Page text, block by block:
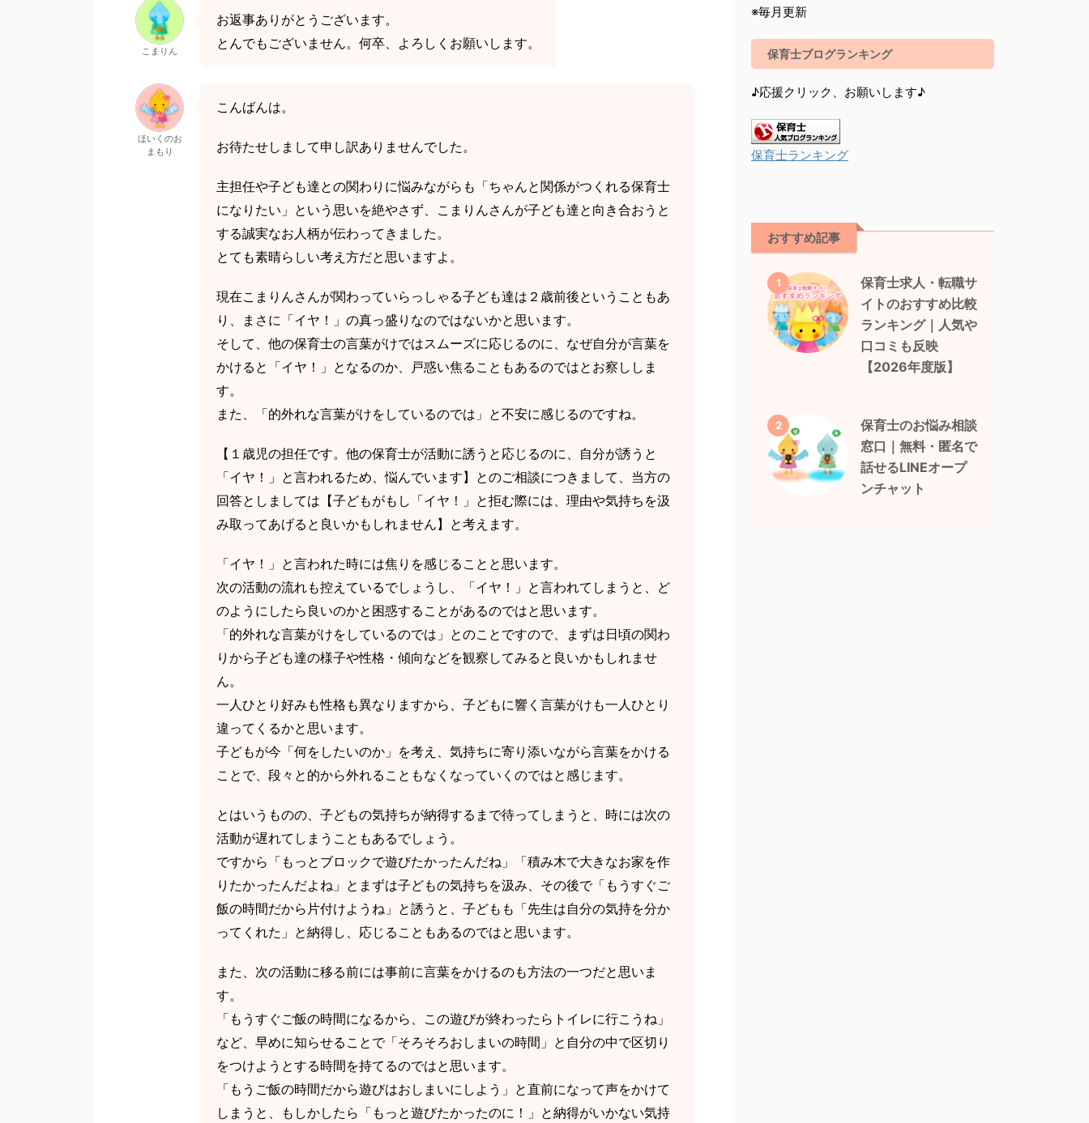
こまりん
お返事ありがとうございます。
とんでもございません。何卒、よろしくお願いします。
ほいくのお
まもり
こんばんは。
お待たせしまして申し訳ありませんでした。
主担任や子ども達との関わりに悩みながらも「ちゃんと関係がつくれる保育士
になりたい」という思いを絶やさず、こまりんさんが子ども達と向き合おうと
する誠実なお人柄が伝わってきました。
とても素晴らしい考え方だと思いますよ。
現在こまりんさんが関わっていらっしゃる子ども達は２歳前後ということもあ
り、まさに「イヤ！」の真っ盛りなのではないかと思います。
そして、他の保育士の言葉がけではスムーズに応じるのに、なぜ自分が言葉を
かけると「イヤ！」となるのか、戸惑い焦ることもあるのではとお察ししま
す。
また、「的外れな言葉がけをしているのでは」と不安に感じるのですね。
【１歳児の担任です。他の保育士が活動に誘うと応じるのに、自分が誘うと
「イヤ！」と言われるため、悩んでいます】とのご相談につきまして、当方の
回答としましては【子どもがもし「イヤ！」と拒む際には、理由や気持ちを汲
み取ってあげると良いかもしれません】と考えます。
「イヤ！」と言われた時には焦りを感じることと思います。
次の活動の流れも控えているでしょうし、「イヤ！」と言われてしまうと、ど
のようにしたら良いのかと困惑することがあるのではと思います。
「的外れな言葉がけをしているのでは」とのことですので、まずは日頃の関わ
りから子ども達の様子や性格・傾向などを観察してみると良いかもしれませ
ん。
一人ひとり好みも性格も異なりますから、子どもに響く言葉がけも一人ひとり
違ってくるかと思います。
子どもが今「何をしたいのか」を考え、気持ちに寄り添いながら言葉をかける
ことで、段々と的から外れることもなくなっていくのではと感じます。
とはいうものの、子どもの気持ちが納得するまで待ってしまうと、時には次の
活動が遅れてしまうこともあるでしょう。
ですから「もっとブロックで遊びたかったんだね」「積み木で大きなお家を作
りたかったんだよね」とまずは子どもの気持ちを汲み、その後で「もうすぐご
飯の時間だから片付けようね」と誘うと、子どもも「先生は自分の気持を分か
ってくれた」と納得し、応じることもあるのではと思います。
また、次の活動に移る前には事前に言葉をかけるのも方法の一つだと思いま
す。
「もうすぐご飯の時間になるから、この遊びが終わったらトイレに行こうね」
など、早めに知らせることで「そろそろおしまいの時間」と自分の中で区切り
をつけようとする時間を持てるのではと思います。
「もうご飯の時間だから遊びはおしまいにしよう」と直前になって声をかけて
しまうと、もしかしたら「もっと遊びたかったのに！」と納得がいかない気持
※毎月更新
保育士ブログランキング
♪応援クリック、お願いします♪
保育士ランキング
おすすめ記事
1
保育士求人・転職サ
イトのおすすめ比較
ランキング｜人気や
口コミも反映
【2026年度版】
2
保育士のお悩み相談
窓口｜無料・匿名で
話せるLINEオープ
ンチャット